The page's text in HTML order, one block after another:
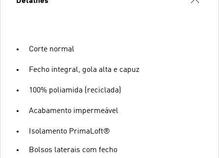
Corte normal
Fecho integral, gola alta e capuz
100% poliamida (reciclada)
Acabamento impermeável
Isolamento PrimaLoft®
Bolsos laterais com fecho